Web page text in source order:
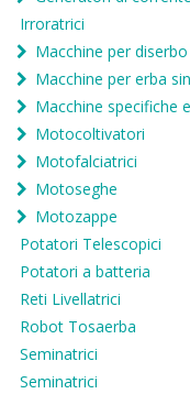
Irroratrici
Macchine per diserbo
Macchine per erba
Macchine specifiche
Motocoltivatori
Motofalciatrici
Motoseghe
Motozappe
Potatori Telescopici
Potatori a batteria
Reti Livellatrici
Robot Tosaerba
Seminatrici
Seminatrici